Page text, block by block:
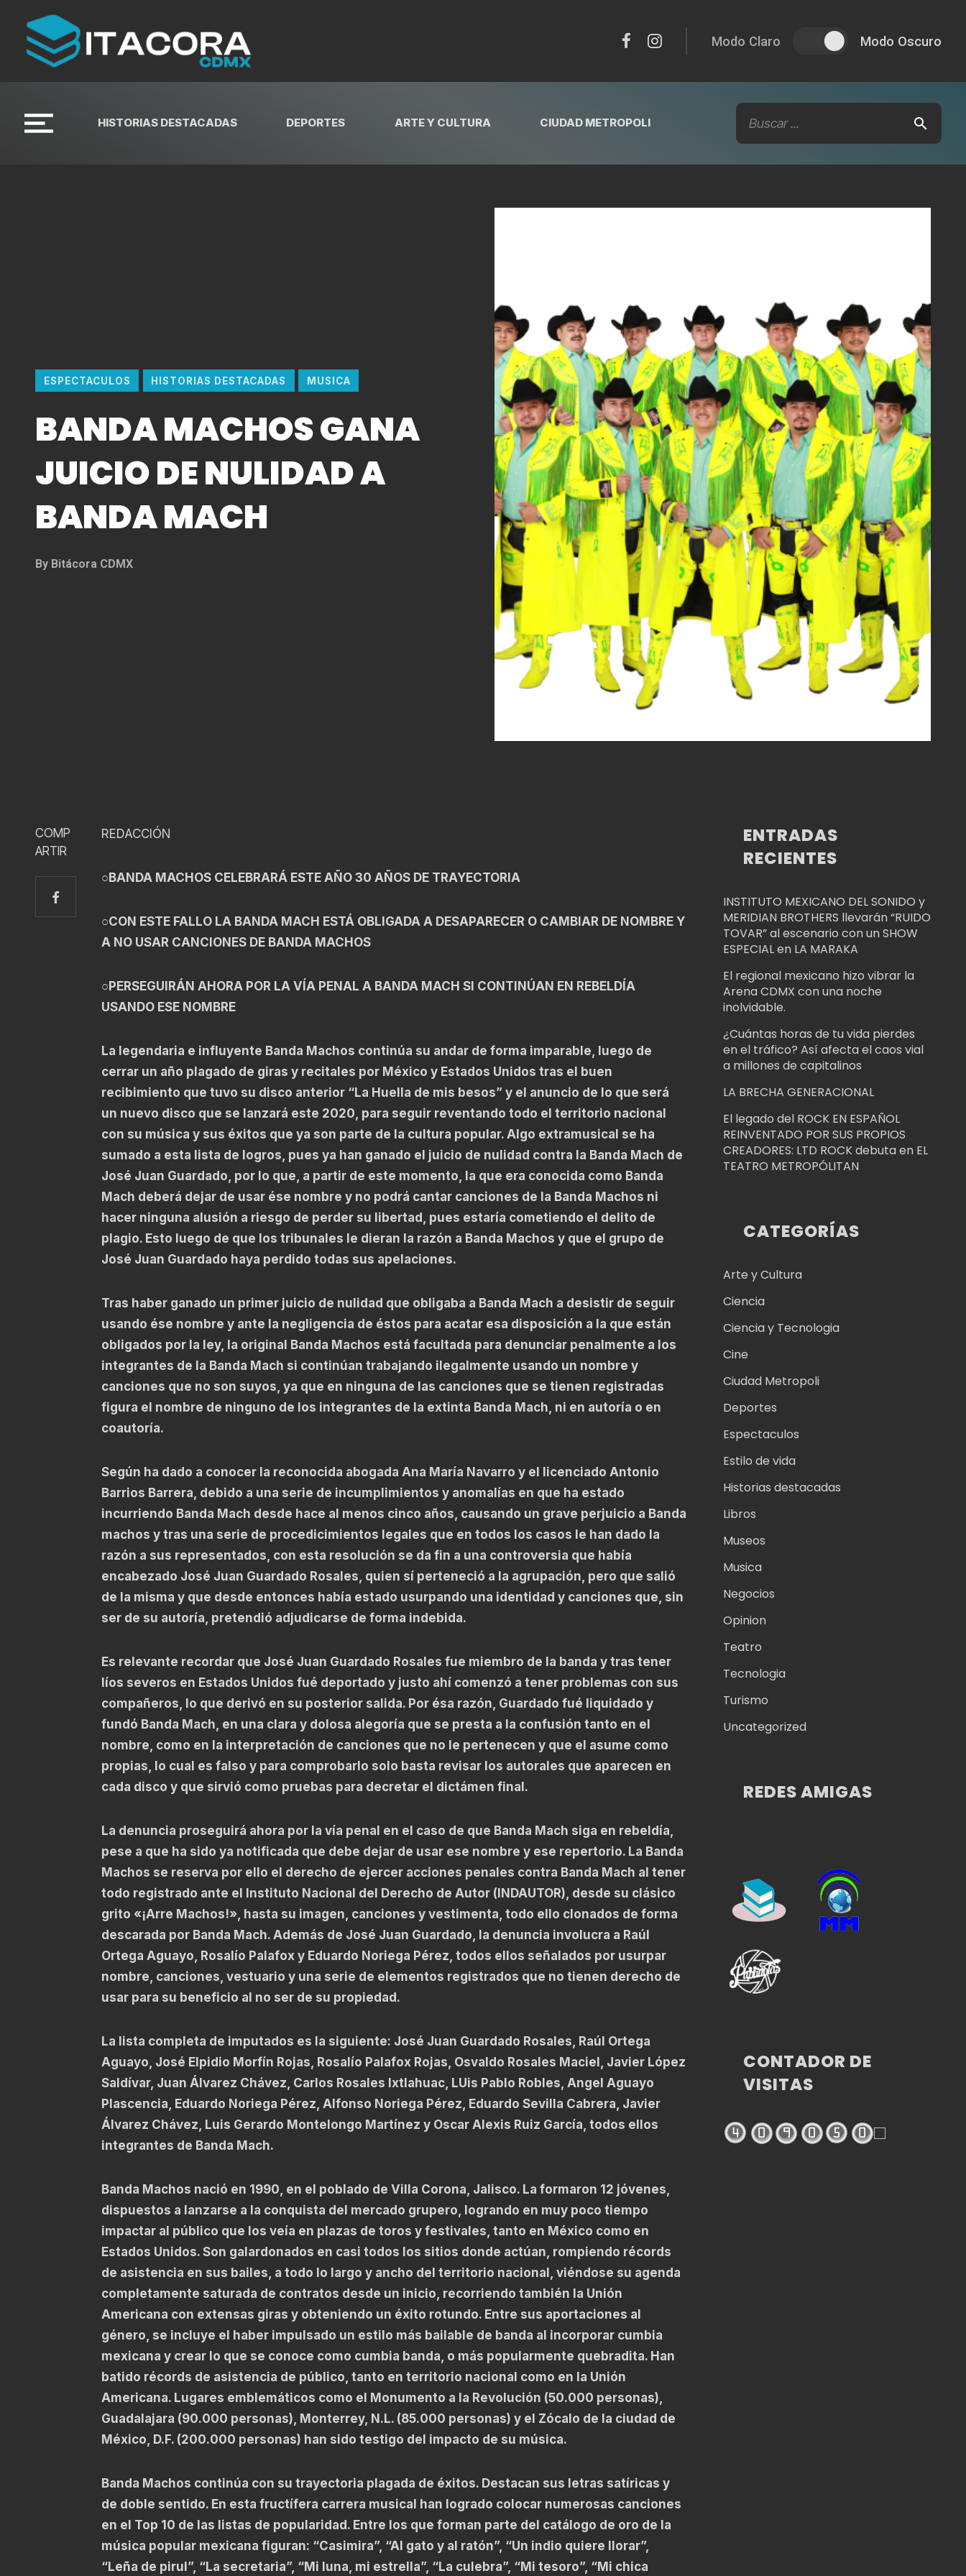
Modo Claro Modo Oscuro
HISTORIAS DESTACADAS DEPORTES ARTE Y CULTURA CIUDAD METROPOLI
ESPECTACULOS HISTORIAS DESTACADAS MUSICA
BANDA MACHOS GANA
JUICIO DE NULIDAD A
BANDA MACH
By Bitácora CDMX
COMP
ARTIR
REDACCIÓN
○BANDA MACHOS CELEBRARÁ ESTE AÑO 30 AÑOS DE TRAYECTORIA
○CON ESTE FALLO LA BANDA MACH ESTÁ OBLIGADA A DESAPARECER O CAMBIAR DE NOMBRE Y
A NO USAR CANCIONES DE BANDA MACHOS
○PERSEGUIRÁN AHORA POR LA VÍA PENAL A BANDA MACH SI CONTINÚAN EN REBELDÍA
USANDO ESE NOMBRE
La legendaria e influyente Banda Machos continúa su andar de forma imparable, luego de
cerrar un año plagado de giras y recitales por México y Estados Unidos tras el buen
recibimiento que tuvo su disco anterior “La Huella de mis besos” y el anuncio de lo que será
un nuevo disco que se lanzará este 2020, para seguir reventando todo el territorio nacional
con su música y sus éxitos que ya son parte de la cultura popular. Algo extramusical se ha
sumado a esta lista de logros, pues ya han ganado el juicio de nulidad contra la Banda Mach de
José Juan Guardado, por lo que, a partir de este momento, la que era conocida como Banda
Mach deberá dejar de usar ése nombre y no podrá cantar canciones de la Banda Machos ni
hacer ninguna alusión a riesgo de perder su libertad, pues estaría cometiendo el delito de
plagio. Esto luego de que los tribunales le dieran la razón a Banda Machos y que el grupo de
José Juan Guardado haya perdido todas sus apelaciones.
Tras haber ganado un primer juicio de nulidad que obligaba a Banda Mach a desistir de seguir
usando ése nombre y ante la negligencia de éstos para acatar esa disposición a la que están
obligados por la ley, la original Banda Machos está facultada para denunciar penalmente a los
integrantes de la Banda Mach si continúan trabajando ilegalmente usando un nombre y
canciones que no son suyos, ya que en ninguna de las canciones que se tienen registradas
figura el nombre de ninguno de los integrantes de la extinta Banda Mach, ni en autoría o en
coautoría.
Según ha dado a conocer la reconocida abogada Ana María Navarro y el licenciado Antonio
Barrios Barrera, debido a una serie de incumplimientos y anomalías en que ha estado
incurriendo Banda Mach desde hace al menos cinco años, causando un grave perjuicio a Banda
machos y tras una serie de procedicimientos legales que en todos los casos le han dado la
razón a sus representados, con esta resolución se da fin a una controversia que había
encabezado José Juan Guardado Rosales, quien sí perteneció a la agrupación, pero que salió
de la misma y que desde entonces había estado usurpando una identidad y canciones que, sin
ser de su autoría, pretendió adjudicarse de forma indebida.
Es relevante recordar que José Juan Guardado Rosales fue miembro de la banda y tras tener
líos severos en Estados Unidos fué deportado y justo ahí comenzó a tener problemas con sus
compañeros, lo que derivó en su posterior salida. Por ésa razón, Guardado fué liquidado y
fundó Banda Mach, en una clara y dolosa alegoría que se presta a la confusión tanto en el
nombre, como en la interpretación de canciones que no le pertenecen y que el asume como
propias, lo cual es falso y para comprobarlo solo basta revisar los autorales que aparecen en
cada disco y que sirvió como pruebas para decretar el dictámen final.
La denuncia proseguirá ahora por la vía penal en el caso de que Banda Mach siga en rebeldía,
pese a que ha sido ya notificada que debe dejar de usar ese nombre y ese repertorio. La Banda
Machos se reserva por ello el derecho de ejercer acciones penales contra Banda Mach al tener
todo registrado ante el Instituto Nacional del Derecho de Autor (INDAUTOR), desde su clásico
grito «¡Arre Machos!», hasta su imagen, canciones y vestimenta, todo ello clonados de forma
descarada por Banda Mach. Además de José Juan Guardado, la denuncia involucra a Raúl
Ortega Aguayo, Rosalío Palafox y Eduardo Noriega Pérez, todos ellos señalados por usurpar
nombre, canciones, vestuario y una serie de elementos registrados que no tienen derecho de
usar para su beneficio al no ser de su propiedad.
La lista completa de imputados es la siguiente: José Juan Guardado Rosales, Raúl Ortega
Aguayo, José Elpidio Morfín Rojas, Rosalío Palafox Rojas, Osvaldo Rosales Maciel, Javier López
Saldívar, Juan Álvarez Chávez, Carlos Rosales Ixtlahuac, LUis Pablo Robles, Angel Aguayo
Plascencia, Eduardo Noriega Pérez, Alfonso Noriega Pérez, Eduardo Sevilla Cabrera, Javier
Álvarez Chávez, Luis Gerardo Montelongo Martínez y Oscar Alexis Ruiz García, todos ellos
integrantes de Banda Mach.
Banda Machos nació en 1990, en el poblado de Villa Corona, Jalisco. La formaron 12 jóvenes,
dispuestos a lanzarse a la conquista del mercado grupero, logrando en muy poco tiempo
impactar al público que los veía en plazas de toros y festivales, tanto en México como en
Estados Unidos. Son galardonados en casi todos los sitios donde actúan, rompiendo récords
de asistencia en sus bailes, a todo lo largo y ancho del territorio nacional, viéndose su agenda
completamente saturada de contratos desde un inicio, recorriendo también la Unión
Americana con extensas giras y obteniendo un éxito rotundo. Entre sus aportaciones al
género, se incluye el haber impulsado un estilo más bailable de banda al incorporar cumbia
mexicana y crear lo que se conoce como cumbia banda, o más popularmente quebradita. Han
batido récords de asistencia de público, tanto en territorio nacional como en la Unión
Americana. Lugares emblemáticos como el Monumento a la Revolución (50.000 personas),
Guadalajara (90.000 personas), Monterrey, N.L. (85.000 personas) y el Zócalo de la ciudad de
México, D.F. (200.000 personas) han sido testigo del impacto de su música.
Banda Machos continúa con su trayectoria plagada de éxitos. Destacan sus letras satíricas y
de doble sentido. En esta fructífera carrera musical han logrado colocar numerosas canciones
en el Top 10 de las listas de popularidad. Entre los que forman parte del catálogo de oro de la
música popular mexicana figuran: “Casimira”, “Al gato y al ratón”, “Un indio quiere llorar”,
“Leña de pirul”, “La secretaria”, “Mi luna, mi estrella”, “La culebra”, “Mi tesoro”, “Mi chica
ENTRADAS
RECIENTES
INSTITUTO MEXICANO DEL SONIDO y
MERIDIAN BROTHERS llevarán “RUIDO
TOVAR” al escenario con un SHOW
ESPECIAL en LA MARAKA
El regional mexicano hizo vibrar la
Arena CDMX con una noche
inolvidable.
¿Cuántas horas de tu vida pierdes
en el tráfico? Así afecta el caos vial
a millones de capitalinos
LA BRECHA GENERACIONAL
El legado del ROCK EN ESPAÑOL
REINVENTADO POR SUS PROPIOS
CREADORES: LTD ROCK debuta en EL
TEATRO METROPÓLITAN
CATEGORÍAS
Arte y Cultura
Ciencia
Ciencia y Tecnologia
Cine
Ciudad Metropoli
Deportes
Espectaculos
Estilo de vida
Historias destacadas
Libros
Museos
Musica
Negocios
Opinion
Teatro
Tecnologia
Turismo
Uncategorized
REDES AMIGAS
CONTADOR DE
VISITAS